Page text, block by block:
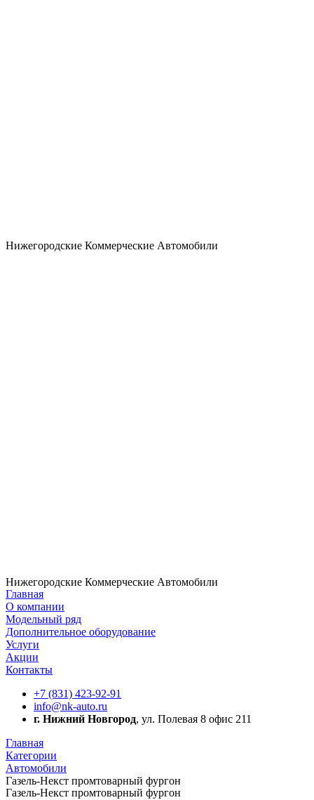
Нижегородские Коммерческие Автомобили
Нижегородские Коммерческие Автомобили
Главная
О компании
Модельный ряд
Дополнительное оборудование
Услуги
Акции
Контакты
+7 (831) 423-92-91
info@nk-auto.ru
г. Нижний Новгород, ул. Полевая 8 офис 211
Главная
Категории
Автомобили
Газель-Некст промтоварный фургон
Газель-Некст промтоварный фургон